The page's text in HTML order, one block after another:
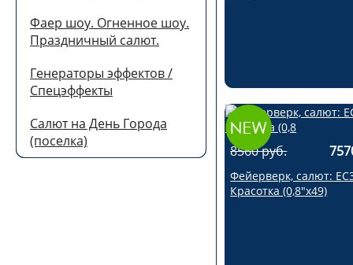
Фаер шоу. Огненное шоу.
Праздничный салют.
Генераторы эффектов /
Спецэффекты
Салют на День Города
(поселка)
8560 руб.
Фейерверк, салют:
Красотка (0,8"х49)